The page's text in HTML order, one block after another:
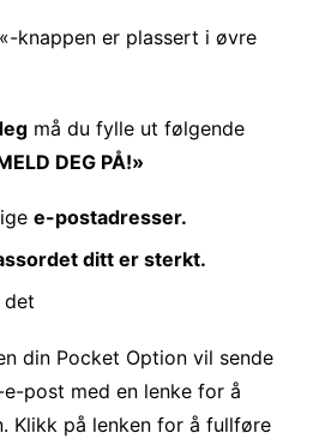
knappen er plassert i øvre
må du fylle ut følgende
DEG PÅ!»
e-postadresser.
ditt er sterkt.
din Pocket Option vil sende
post med en lenke for å
Klikk på lenken for å fullføre